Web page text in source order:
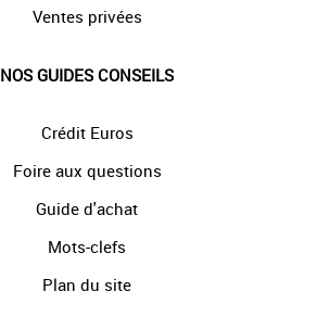
Ventes privées
NOS GUIDES CONSEILS
Crédit Euros
Foire aux questions
Guide d'achat
Mots-clefs
Plan du site